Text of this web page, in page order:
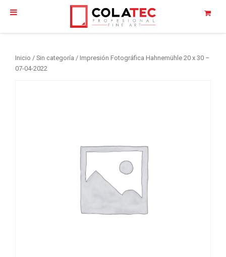
Inicio / Sin categoría / Impresión Fotográfica Hahnemühle 20 x 30 –
07-04-2022